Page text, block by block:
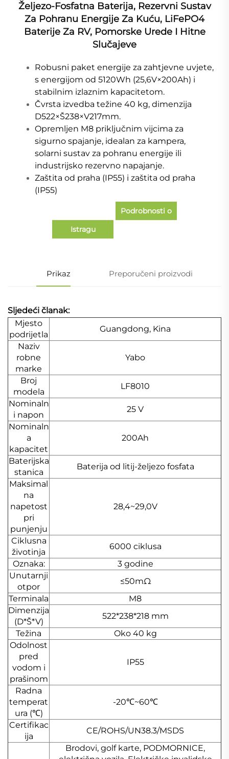
Željezo-Fosfatna Baterija, Rezervni Sustav
Za Pohranu Energije Za Kuću, LiFePO4
Baterije Za RV, Pomorske Urede I Hitne
Slučajeve
Robusni paket energije za zahtjevne uvjete,
s energijom od 5120Wh (25,6V×200Ah) i
stabilnim izlaznim kapacitetom.
Čvrsta izvedba težine 40 kg, dimenzija
D522×Š238×V217mm.
Opremljen M8 priključnim vijcima za
sigurno spajanje, idealan za kampera,
solarni sustav za pohranu energije ili
industrijsko rezervno napajanje.
Zaštita od praha (IP55) i zaštita od praha
(IP55)
Istragu
Podrobnosti o
Prikaz Preporučeni proizvodi
Sljedeći članak:
Mjesto
podrijetla
Guangdong, Kina
Naziv
robne
marke
Yabo
Broj
modela
LF8010
Nominaln
i napon
25 V
Nominaln
a
kapacitet
200Ah
Baterijska
stanica
Baterija od litij-željezo fosfata
Maksimal
na
napetost
pri
punjenju
28,4~29,0V
Ciklusna
životinja
6000 ciklusa
Oznaka:
3 godine
Unutarnji
otpor
≤50mΩ
Terminala
M8
Dimenzija
(D*Š*V)
522*238*218 mm
Težina
Oko 40 kg
Odolnost
pred
vodom i
prašinom
IP55
Radna
temperat
ura (℃)
-20℃~60℃
Certifikac
ija
CE/ROHS/UN38.3/MSDS
Brodovi, golf karte, PODMORNICE,